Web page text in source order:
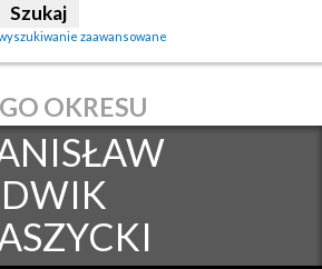
zaawansowane
OKRESU